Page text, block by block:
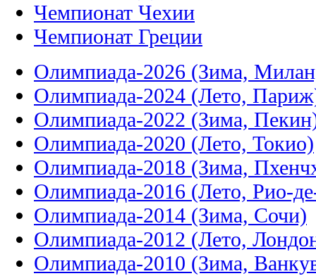
Чемпионат Чехии
Чемпионат Греции
Олимпиада-2026 (Зима,
Олимпиада-2024 (Лето,
Олимпиада-2022 (Зима,
Олимпиада-2020 (Лето, Токио)
Олимпиада-2018 (Зима,
Олимпиада-2016 (Лето, Рио-
Олимпиада-2014 (Зима, Сочи)
Олимпиада-2012 (Лето,
Олимпиада-2010 (Зима,